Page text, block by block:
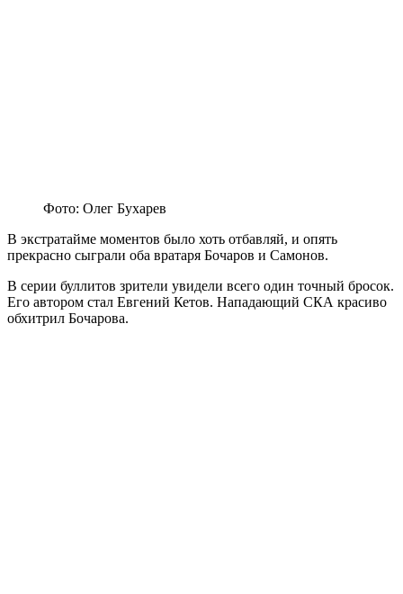
Фото: Олег Бухарев
В экстратайме моментов было хоть отбавляй, и опять
прекрасно сыграли оба вратаря Бочаров и Самонов.
В серии буллитов зрители увидели всего один точный бросок.
Его автором стал Евгений Кетов. Нападающий СКА красиво
обхитрил Бочарова.